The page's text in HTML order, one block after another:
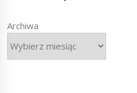
Archiwa